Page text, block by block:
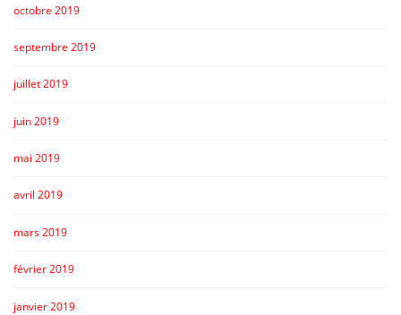
octobre 2019
septembre 2019
juillet 2019
juin 2019
mai 2019
avril 2019
mars 2019
février 2019
janvier 2019